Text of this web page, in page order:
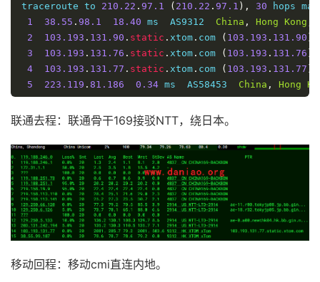
15
*
16
202.105. 158.53 99.78 ms  AS4134 China,
17
*
18
58.60.188.222 86.77 ms  AS4134 China,
traceroute to 210.22 . 97.1 ( 210.22 . 97.1 ), 30 hops max
1
38.55 . 98.1 18.40 ms  AS9312 China , Hong Kong
2
103.193 . 131.90 . static . xtom . com ( 103.193 . 131.90
3
103.193 . 131.76 . static . xtom . com ( 103.193 . 131.76
4
103.193 . 131.77 . static . xtom . com ( 103.193 . 131.77
5
223.119 . 81.186 0.34 ms  AS58453 China , Hong
6
*
7
223.120.2.125 1.47 ms  AS58453
9
*
10
*
11
221.183 89.46 30.09 ms  AS9808
12
221.183 90.254 32.49 ms  AS9808
13
221.183 123.110 60.58 ms  AS9808 China,
14
*
15
*
16
*
17
*
联通去程：联通骨干169接驳NTT，绕日本。
移动回程：移动cmi直连内地。